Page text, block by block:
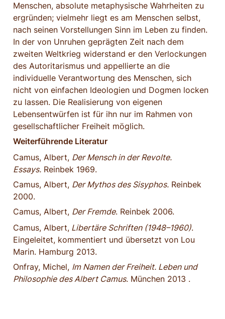
Menschen, absolute metaphysische Wahrheiten zu
ergründen; vielmehr liegt es am Menschen selbst,
nach seinen Vorstellungen Sinn im Leben zu finden.
In der von Unruhen geprägten Zeit nach dem
zweiten Weltkrieg widerstand er den Verlockungen
des Autoritarismus und appellierte an die
individuelle Verantwortung des Menschen, sich
nicht von einfachen Ideologien und Dogmen locken
zu lassen. Die Realisierung von eigenen
Lebensentwürfen ist für ihn nur im Rahmen von
gesellschaftlicher Freiheit möglich.
Weiterführende Literatur
Camus, Albert, Der Mensch in der Revolte.
Essays. Reinbek 1969.
Camus, Albert, Der Mythos des Sisyphos. Reinbek
2000.
Camus, Albert, Der Fremde. Reinbek 2006.
Camus, Albert, Libertäre Schriften (1948–1960).
Eingeleitet, kommentiert und übersetzt von Lou
Marin. Hamburg 2013.
Onfray, Michel, Im Namen der Freiheit. Leben und
Philosophie des Albert Camus. München 2013 .